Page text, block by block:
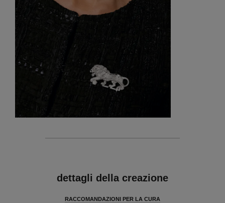
dettagli della creazione
RACCOMANDAZIONI PER LA CURA